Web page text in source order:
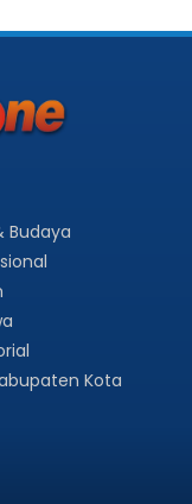
Budaya
Kota